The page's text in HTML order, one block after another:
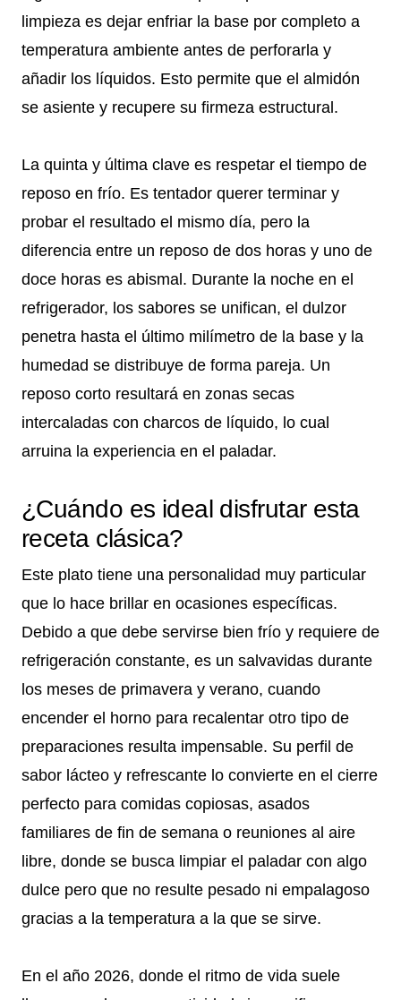
limpieza es dejar enfriar la base por completo a
temperatura ambiente antes de perforarla y
añadir los líquidos. Esto permite que el almidón
se asiente y recupere su firmeza estructural.
La quinta y última clave es respetar el tiempo de
reposo en frío. Es tentador querer terminar y
probar el resultado el mismo día, pero la
diferencia entre un reposo de dos horas y uno de
doce horas es abismal. Durante la noche en el
refrigerador, los sabores se unifican, el dulzor
penetra hasta el último milímetro de la base y la
humedad se distribuye de forma pareja. Un
reposo corto resultará en zonas secas
intercaladas con charcos de líquido, lo cual
arruina la experiencia en el paladar.
¿Cuándo es ideal disfrutar esta
receta clásica?
Este plato tiene una personalidad muy particular
que lo hace brillar en ocasiones específicas.
Debido a que debe servirse bien frío y requiere de
refrigeración constante, es un salvavidas durante
los meses de primavera y verano, cuando
encender el horno para recalentar otro tipo de
preparaciones resulta impensable. Su perfil de
sabor lácteo y refrescante lo convierte en el cierre
perfecto para comidas copiosas, asados
familiares de fin de semana o reuniones al aire
libre, donde se busca limpiar el paladar con algo
dulce pero que no resulte pesado ni empalagoso
gracias a la temperatura a la que se sirve.
En el año 2026, donde el ritmo de vida suele